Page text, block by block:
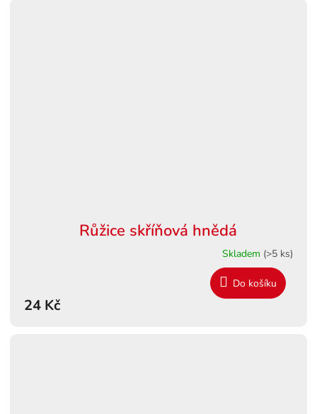
Růžice skříňová hnědá
Skladem (>5 ks)
24 Kč
Do košíku